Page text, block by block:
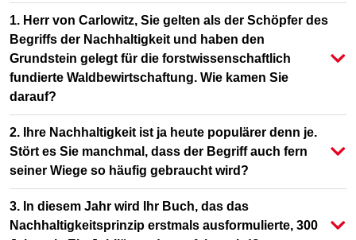
1. Herr von Carlowitz, Sie gelten als der Schöpfer des
Begriffs der Nachhaltigkeit und haben den
Grundstein gelegt für die forstwissenschaftlich
fundierte Waldbewirtschaftung. Wie kamen Sie
darauf?
2. Ihre Nachhaltigkeit ist ja heute populärer denn je.
Stört es Sie manchmal, dass der Begriff auch fern
seiner Wiege so häufig gebraucht wird?
3. In diesem Jahr wird Ihr Buch, das das
Nachhaltigkeitsprinzip erstmals ausformulierte, 300